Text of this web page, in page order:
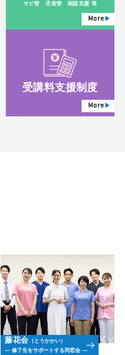
サビ管 児発管 相談支援 等
More
受講料支援制度
More
藤花会 （とうかかい）
― 修了生をサポートする同窓会 ―